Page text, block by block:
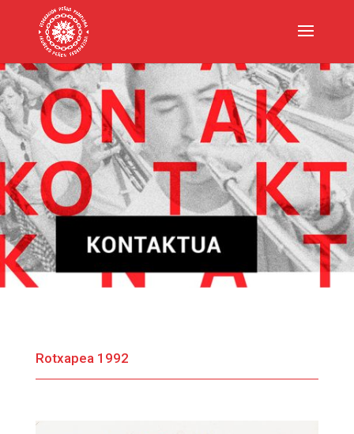
Rotxapea 1992